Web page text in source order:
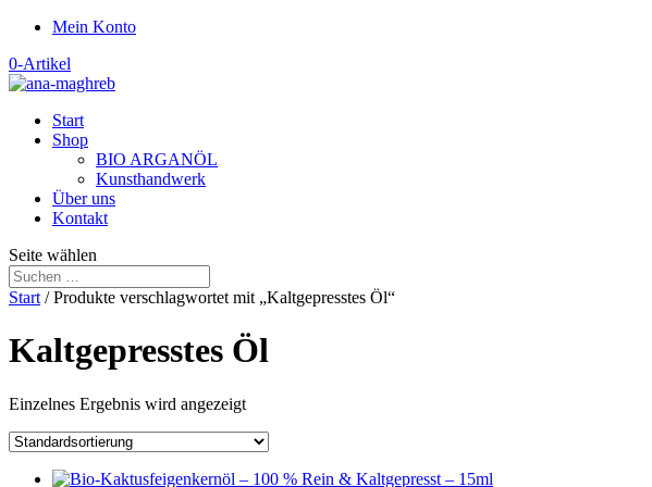
Mein Konto
0-Artikel
Start
Shop
BIO ARGANÖL
Kunsthandwerk
Über uns
Kontakt
Seite wählen
Start / Produkte verschlagwortet mit „Kaltgepresstes Öl“
Kaltgepresstes Öl
Einzelnes Ergebnis wird angezeigt